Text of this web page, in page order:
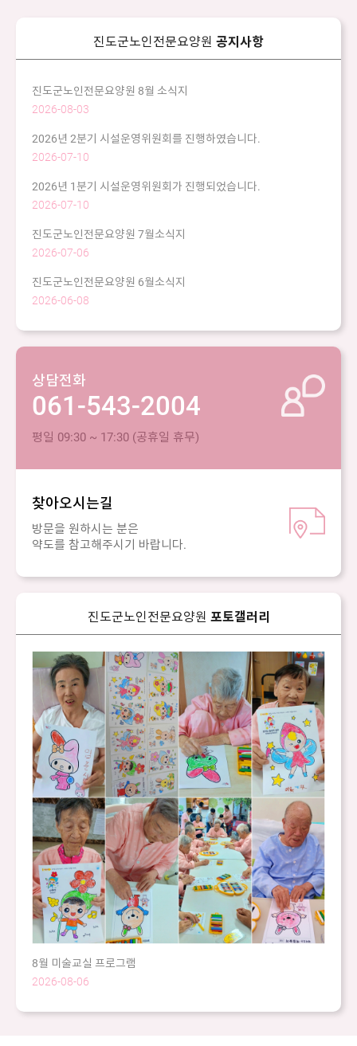
진도군노인전문요양원 공지사항
진도군노인전문요양원 8월 소식지
2026-08-03
2026년 2분기 시설운영위원회를 진행하였습니다.
2026-07-10
2026년 1분기 시설운영위원회가 진행되었습니다.
2026-07-10
진도군노인전문요양원 7월소식지
2026-07-06
진도군노인전문요양원 6월소식지
2026-06-08
상담전화
061-543-2004
평일 09:30 ~ 17:30 (공휴일 휴무)
찾아오시는길
방문을 원하시는 분은
약도를 참고해주시기 바랍니다.
진도군노인전문요양원 포토갤러리
8월 미술교실 프로그램
2026-08-06